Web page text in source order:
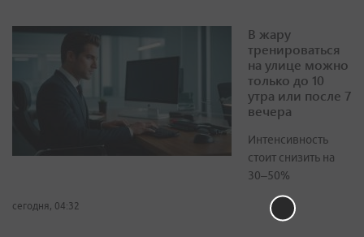
В жару
тренироваться
на улице можно
только до 10
утра или после 7
вечера
Интенсивность
стоит снизить на
30–50%
сегодня, 04:32